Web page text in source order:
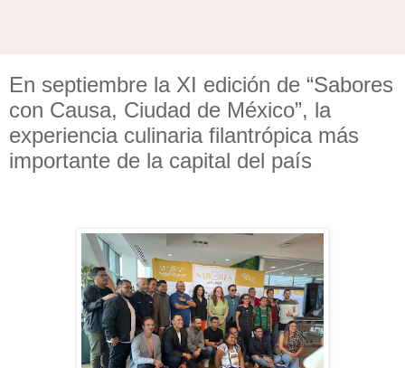
En septiembre la XI edición de “Sabores
con Causa, Ciudad de México”, la
experiencia culinaria filantrópica más
importante de la capital del país